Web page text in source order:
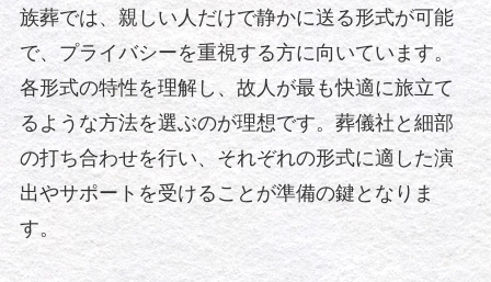
族葬では、親しい人だけで静かに送る形式が可能
で、プライバシーを重視する方に向いています。
各形式の特性を理解し、故人が最も快適に旅立て
るような方法を選ぶのが理想です。葬儀社と細部
の打ち合わせを行い、それぞれの形式に適した演
出やサポートを受けることが準備の鍵となりま
す。